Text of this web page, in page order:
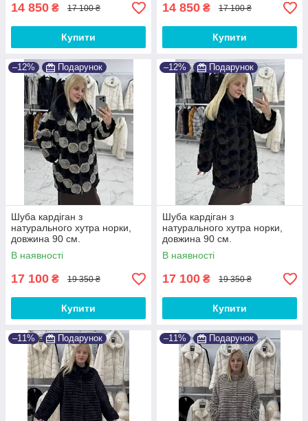
14 850 ₴ 17 100 ₴
Купити
14 850 ₴ 17 100 ₴
Купити
–12% Подарунок
Шуба кардіган з
натурального хутра норки,
довжина 90 см.
В наявності
17 100 ₴ 19 350 ₴
Купити
–12% Подарунок
Шуба кардіган з
натурального хутра норки,
довжина 90 см.
В наявності
17 100 ₴ 19 350 ₴
Купити
–11% Подарунок –11% Подарунок